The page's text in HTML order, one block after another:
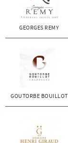
GEORGES REMY
GOUTORBE BOUILLOT